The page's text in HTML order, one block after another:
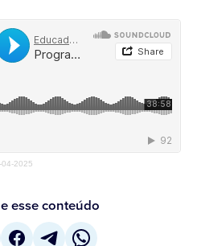
04-2025
esse conteúdo